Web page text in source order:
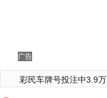
广告
彩民车牌号投注中3.9万